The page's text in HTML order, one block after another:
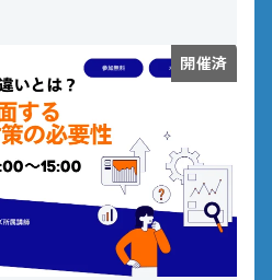
開催済